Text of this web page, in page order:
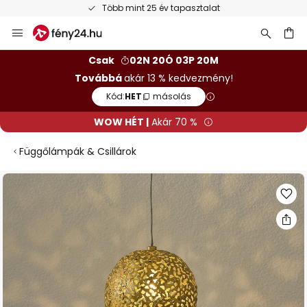
Több mint 25 év tapasztalat
Ugrás
a
Csak
02N 20Ó 03P 19M
Továbbáakár 13 % kedvezmény!
Kód:HET másolás
WOW HÉT | Akár 70 %
Függőlámpák & Csillárok
Ugrás